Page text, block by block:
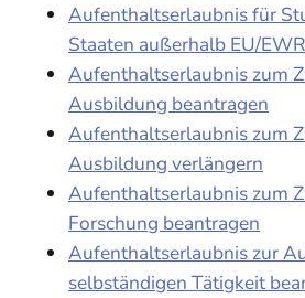
Aufenthaltserlaubnis für
Staaten außerhalb EU/
Aufenthaltserlaubnis zum
Ausbildung beantragen
Aufenthaltserlaubnis zum
Ausbildung verlängern
Aufenthaltserlaubnis zum
Forschung beantragen
Aufenthaltserlaubnis zur
selbständigen Tätigkeit